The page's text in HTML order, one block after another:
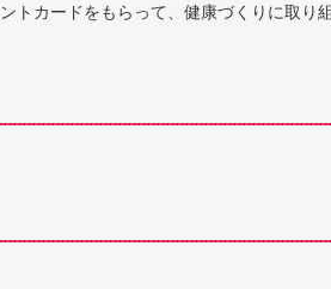
カードをもらって、健康づくりに取り組